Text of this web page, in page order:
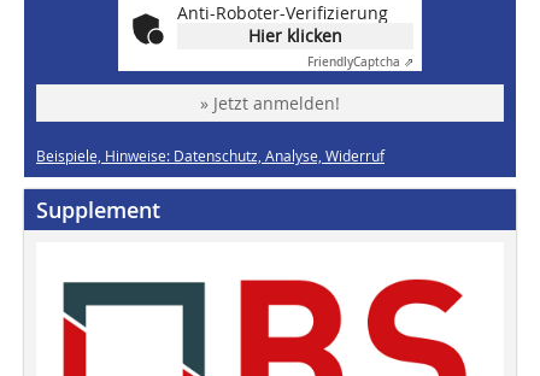
Anti-Roboter-Verifizierung
Hier klicken
FriendlyCaptcha ⇗
» Jetzt anmelden!
Beispiele, Hinweise: Datenschutz, Analyse, Widerruf
Supplement